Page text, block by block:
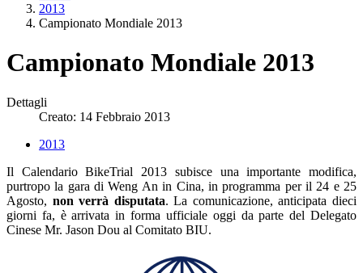
2013
Campionato Mondiale 2013
Campionato Mondiale 2013
Dettagli
Creato: 14 Febbraio 2013
2013
Il Calendario BikeTrial 2013 subisce una importante modifica,
purtropo la gara di Weng An in Cina, in programma per il 24 e 25
Agosto, non verrà disputata. La comunicazione, anticipata dieci
giorni fa, è arrivata in forma ufficiale oggi da parte del Delegato
Cinese Mr. Jason Dou al Comitato BIU.